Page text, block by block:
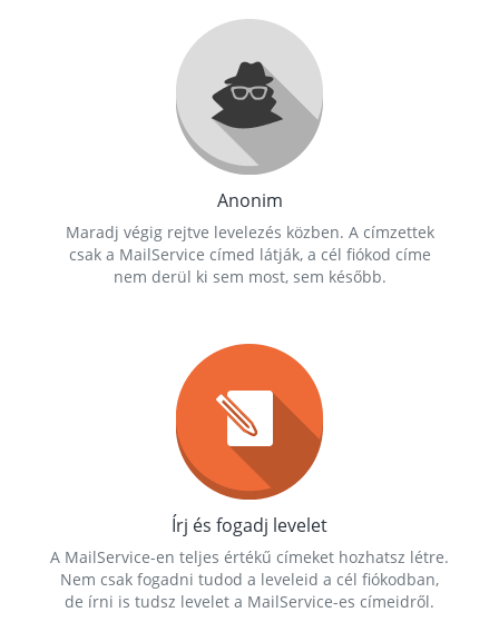
Anonim
Maradj végig rejtve levelezés közben. A címzettek
csak a MailService címed látják, a cél fiókod címe
nem derül ki sem most, sem később.
Írj és fogadj levelet
A MailService-en teljes értékű címeket hozhatsz létre.
Nem csak fogadni tudod a leveleid a cél fiókodban,
de írni is tudsz levelet a MailService-es címeidről.